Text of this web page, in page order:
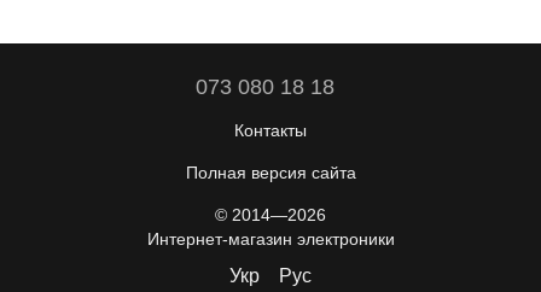
073 080 18 18
Контакты
Полная версия сайта
© 2014—2026
Интернет-магазин электроники
Укр Рус